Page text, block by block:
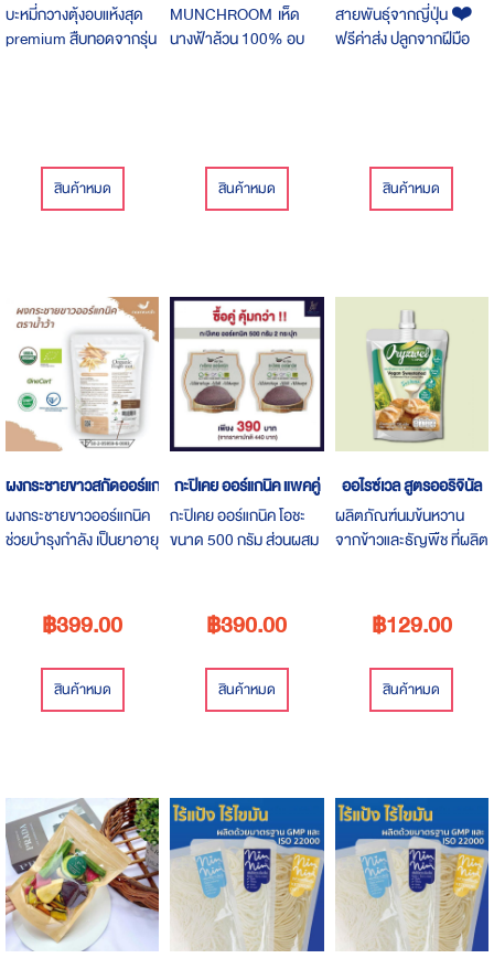
บะหมี่กวางตุ้งอบแห้งสุด
premium สืบทอดจากรุ่น
สินค้าหมด
MUNCHROOM เห็ด
นางฟ้าล้วน 100% อบ
สินค้าหมด
สายพันธุ์จากญี่ปุ่น ❤️
ฟรีค่าส่ง ปลูกจากฝีมือ
วันที่ 5 ตุลาคม 2564
สินค้าหมด
ผงกระชายขาวสกัดออร์แกนิคตราน้ำว้า
ผงกระชายขาวออร์แกนิค
ช่วยบำรุงกำลัง เป็นยาอายุ
ช่วยปรับสมดุลของ
ฮอร์โมนต่าง ๆ ในร่างกาย
฿399.00
สินค้าหมด
กะปิเคย ออร์แกนิค แพคคู่
กะปิเคย ออร์แกนิค โอชะ
ขนาด 500 กรัม ส่วนผสม
ไม่ควรขาดในครัวเรือน
฿390.00
สินค้าหมด
ออไรซ์เวล สูตรออริจินัล
ผลิตภัณฑ์นมข้นหวาน
จากข้าวและธัญพืช ที่ผลิต
ราดบนผลิตภัณฑ์เบเกอรี่
/ ไอศกรีม / ขนมหวาน
อร่อยมาก
฿129.00
สินค้าหมด